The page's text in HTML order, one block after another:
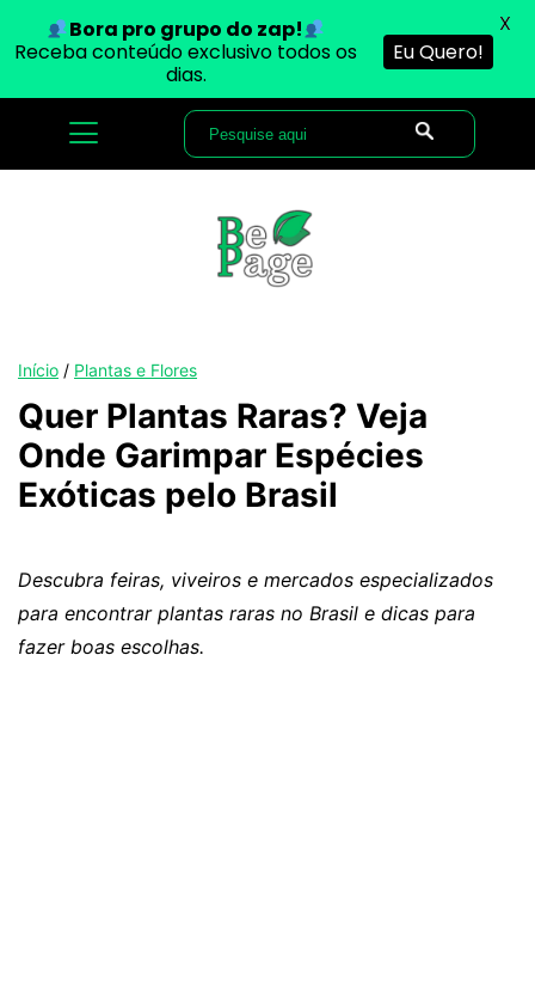
Início / Plantas e Flores
Quer Plantas Raras? Veja
Onde Garimpar Espécies
Exóticas pelo Brasil
Descubra feiras, viveiros e mercados especializados
para encontrar plantas raras no Brasil e dicas para
fazer boas escolhas.
Bora pro grupo do zap!
Receba conteúdo exclusivo todos os
dias.
Eu Quero!
X